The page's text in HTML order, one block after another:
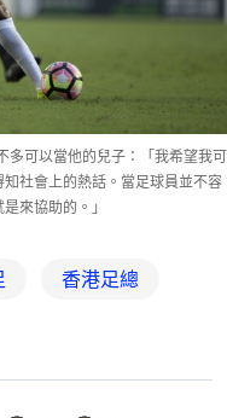
多可以當他的兒子：「我希望我可
社會上的熱話。當足球員並不容
來協助的。」
香港足總